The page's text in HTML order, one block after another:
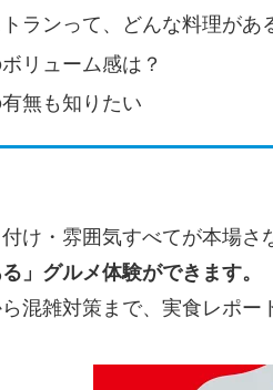
ランって、どんな料理があ
リューム感は？
無も知りたい
け・雰囲気すべてが本場さ
」グルメ体験ができます。
混雑対策まで、実食レポー